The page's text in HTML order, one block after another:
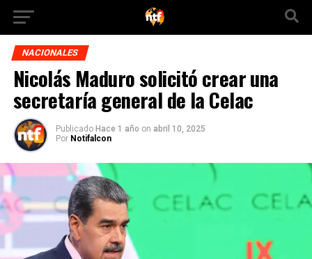
NACIONALES
Nicolás Maduro solicitó crear una
secretaría general de la Celac
Publicado Hace 1 año on abril 10, 2025
Por Notifalcon